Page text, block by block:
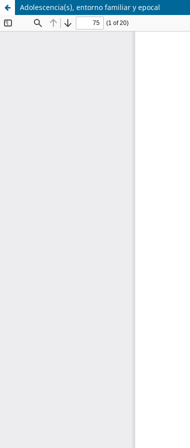
Adolescencia(s), entorno familiar y epocal